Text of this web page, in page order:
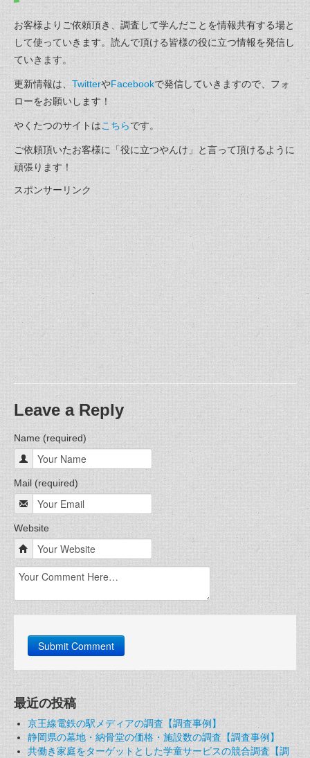
お客様よりご依頼頂き、調査して学んだことを情報共有する場と
して使っていきます。読んで頂ける皆様の役に立つ情報を発信し
ていきます。
更新情報は、 TwitterやFacebookで発信していきますので、フォ
ローをお願いします！
やくたつのサイトはこちらです。
ご依頼頂いたお客様に「役に立つやんけ」と言って頂けるように
頑張ります！
スポンサーリンク
Leave a Reply
Name (required)
Mail (required)
Website
最近の投稿
京王線電鉄の駅メディアの調査【調査事例】
静岡県の墓地・納骨堂の価格・施設数の調査【調査事例】
共働き家庭をターゲットとした学童サービスの競合調査【調